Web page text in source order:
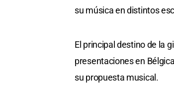
su música en distintos
El principal destino de la
presentaciones en
su propuesta musical.